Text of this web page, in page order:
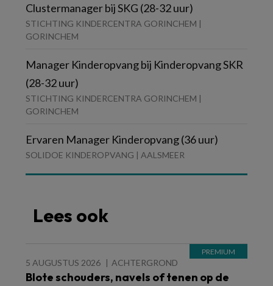
Clustermanager bij SKG (28-32 uur)
STICHTING KINDERCENTRA GORINCHEM |
GORINCHEM
Manager Kinderopvang bij Kinderopvang SKR
(28-32 uur)
STICHTING KINDERCENTRA GORINCHEM |
GORINCHEM
Ervaren Manager Kinderopvang (36 uur)
SOLIDOE KINDEROPVANG | AALSMEER
Lees ook
5 AUGUSTUS 2026 ACHTERGROND
Blote schouders, navels of tenen op de